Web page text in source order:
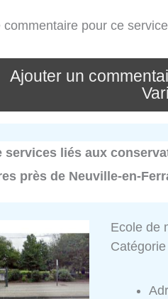
commentaire pour ce
Ajouter un
services liés aux
près de Neuville-en-
Ecole de
Catégorie